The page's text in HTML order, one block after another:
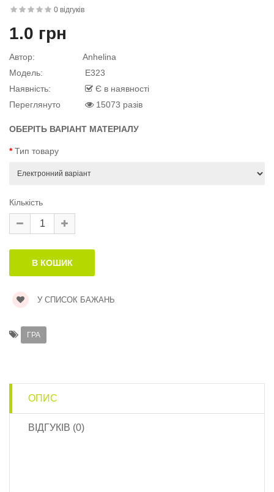
матеріал
матеріал
0 відгуків
1.0 грн
Автор:
Anhelina
Модель:
E323
Наявність:
Є в наявності
Переглянуто
15073 разів
ОБЕРІТЬ ВАРІАНТ МАТЕРІАЛУ
Тип товару
Кількість
У СПИСОК БАЖАНЬ
ГРА
ОПИС
ВІДГУКІВ (0)